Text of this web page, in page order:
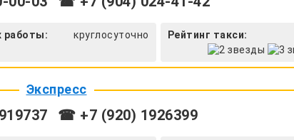
работы: круглосуточно Рейтинг такси:
Экспресс
☎ +7 (920) 1926399